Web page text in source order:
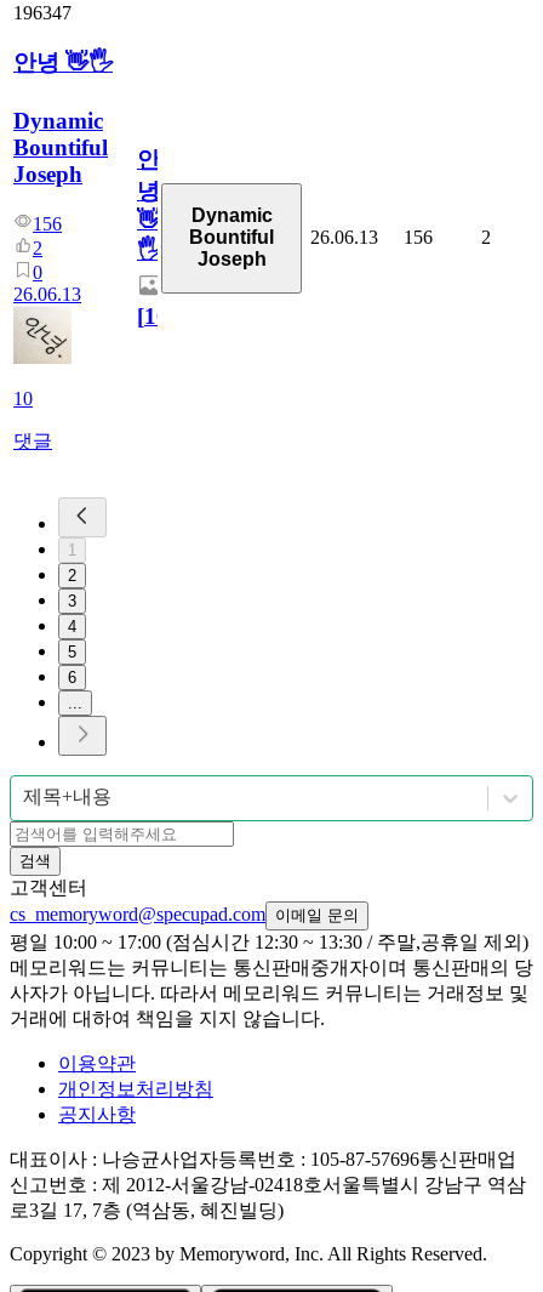
196347
안녕 👋🖐
Dynamic
Bountiful
Joseph
156
2
0
26.06.13
10
댓글
안
녕
👋
🖐
[10
Dynamic
Bountiful
Joseph
26.06.13 156 2
1
2
3
4
5
6
제목+내용
검색
고객센터
cs_memoryword@specupad.com 이메일 문의
평일 10:00 ~ 17:00 (점심시간 12:30 ~ 13:30 / 주말,공휴일 제외)
메모리워드는 커뮤니티는 통신판매중개자이며 통신판매의 당
사자가 아닙니다. 따라서 메모리워드 커뮤니티는 거래정보 및
거래에 대하여 책임을 지지 않습니다.
이용약관
개인정보처리방침
공지사항
대표이사 : 나승균사업자등록번호 : 105-87-57696통신판매업
신고번호 : 제 2012-서울강남-02418호서울특별시 강남구 역삼
로3길 17, 7층 (역삼동, 혜진빌딩)
Copyright © 2023 by Memoryword, Inc. All Rights Reserved.